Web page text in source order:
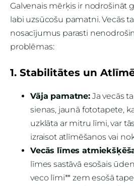
Galvenais mērķis ir nodrošināt
labi uzsūcošu pamatni. Vecās
nosacījumus parasti
problēmas:
1. Stabilitātes un
Vāja pamatne:Ja vecās
sienas, jaunā fototapete,
uzklāta ar mitru līmi, var
izraisot atlīmēšanos vai
Vecās līmes
līmes sastāvā esošais
veco līmi** zem esošā